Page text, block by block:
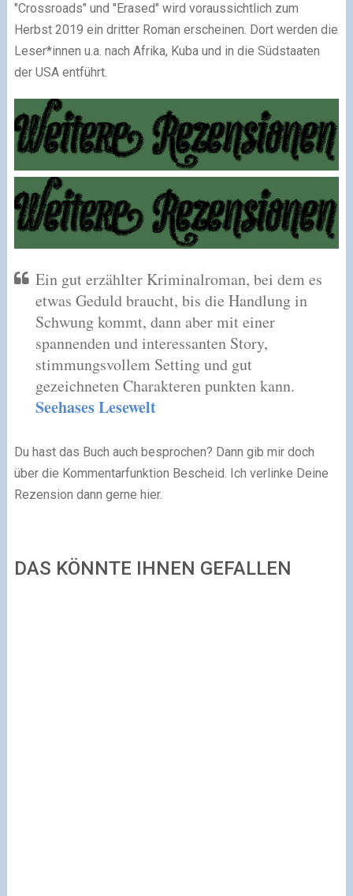
"Crossroads" und "Erased" wird voraussichtlich zum
Herbst 2019 ein dritter Roman erscheinen. Dort werden die
Leser*innen u.a. nach Afrika, Kuba und in die Südstaaten
der USA entführt.
Ein gut erzählter Kriminalroman, bei dem es
etwas Geduld braucht, bis die Handlung in
Schwung kommt, dann aber mit einer
spannenden und interessanten Story,
stimmungsvollem Setting und gut
gezeichneten Charakteren punkten kann.
Seehases Lesewelt
Du hast das Buch auch besprochen? Dann gib mir doch
über die Kommentarfunktion Bescheid. Ich verlinke Deine
Rezension dann gerne hier.
DAS KÖNNTE IHNEN GEFALLEN